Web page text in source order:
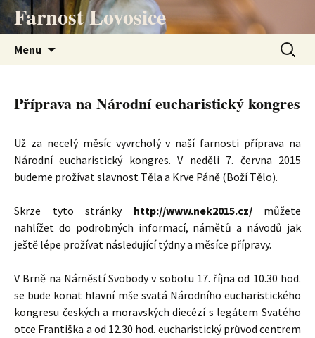
PřejítFarnost Lovosice
Menu
Příprava na Národní eucharistický kongres
Už za necelý měsíc vyvrcholý v naší farnosti příprava na
Národní eucharistický kongres. V neděli 7. června 2015
budeme prožívat slavnost Těla a Krve Páně (Boží Tělo).
Skrze tyto stránky http://www.nek2015.cz/můžete
nahlížet do podrobných informací, námětů a návodů jak
ještě lépe prožívat následující týdny a měsíce přípravy.
V Brně na Náměstí Svobody v sobotu 17. října od 10.30 hod.
se bude konat hlavní mše svatá Národního eucharistického
kongresu českých a moravských diecézí s legátem Svatého
otce Františka a od 12.30 hod. eucharistický průvod centrem